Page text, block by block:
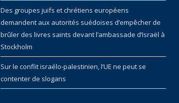
Des groupes juifs et chrétiens européens
demandent aux autorités suédoises d’empêcher de
brûler des livres saints devant l’ambassade d’Israël à
Stockholm
Sur le conflit israélo-palestinien, l’UE ne peut se
contenter de slogans